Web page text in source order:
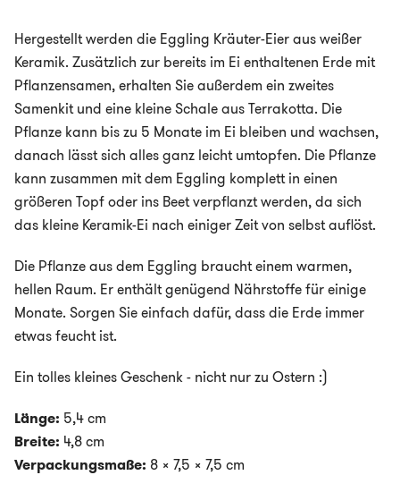
Hergestellt werden die Eggling Kräuter-Eier aus weißer
Keramik. Zusätzlich zur bereits im Ei enthaltenen Erde mit
Pflanzensamen, erhalten Sie außerdem ein zweites
Samenkit und eine kleine Schale aus Terrakotta. Die
Pflanze kann bis zu 5 Monate im Ei bleiben und wachsen,
danach lässt sich alles ganz leicht umtopfen. Die Pflanze
kann zusammen mit dem Eggling komplett in einen
größeren Topf oder ins Beet verpflanzt werden, da sich
das kleine Keramik-Ei nach einiger Zeit von selbst auflöst.
Die Pflanze aus dem Eggling braucht einem warmen,
hellen Raum. Er enthält genügend Nährstoffe für einige
Monate. Sorgen Sie einfach dafür, dass die Erde immer
etwas feucht ist.
Ein tolles kleines Geschenk - nicht nur zu Ostern :)
Länge: 5,4 cm
Breite: 4,8 cm
Verpackungsmaße: 8 x 7,5 x 7,5 cm